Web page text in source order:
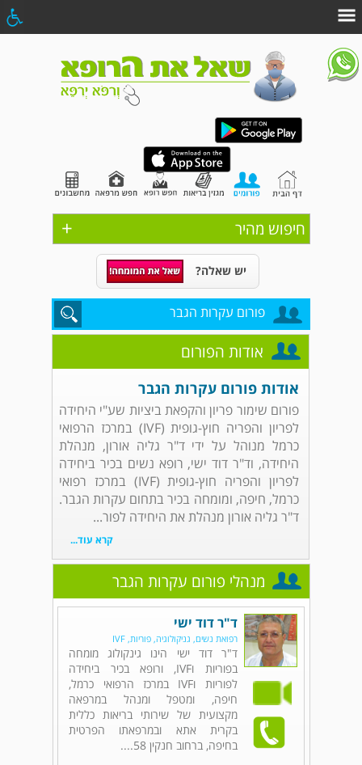
+ חיפוש מהיר
יש שאלה?
פורום עקרות הגבר
אודות הפורום
אודות פורום עקרות הגבר
פורום שימור פריון והקפאת ביציות שע"י היחידה
לפריון והפריה חוץ-גופית (IVF) במרכז הרפואי
כרמל מנוהל על ידי ד"ר גליה אורון, מנהלת
היחידה, וד"ר דוד ישי, רופא נשים בכיר ביחידה
לפריון והפריה חוץ-גופית (IVF) במרכז רפואי
כרמל, חיפה, ומומחה בכיר בתחום עקרות הגבר.
ד"ר גליה אורון מנהלת את היחידה לפור...
קרא עוד...
מנהלי פורום עקרות הגבר
ד"ר דוד ישי
רפואת נשים, גניקולוגיה, פוריות, IVF
ד"ר דוד ישי הינו גינקולוג מומחה
בפוריות וIVF, ורופא בכיר ביחידה
לפוריות וIVF במרכז הרפואי כרמל,
חיפה, ומטפל ומנהל במרפאה
מקצועית של שירותי בריאות כללית
בקרית אתא ובמרפאתו הפרטית
בחיפה, ברחוב חנקין 58....